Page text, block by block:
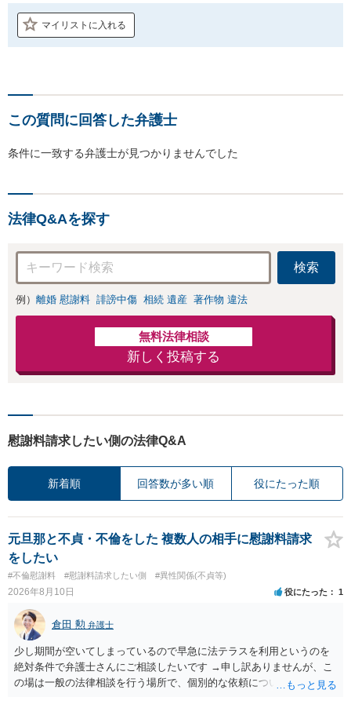
マイリストに入れる
この質問に回答した弁護士
条件に一致する弁護士が見つかりませんでした
法律Q&Aを探す
検索
例） 離婚 慰謝料 誹謗中傷 相続 遺産 著作物 違法
無料法律相談
新しく投稿する
慰謝料請求したい側の法律Q&A
新着順 回答数が多い順 役にたった順
元旦那と不貞・不倫をした 複数人の相手に慰謝料請求
をしたい
#不倫慰謝料 #慰謝料請求したい側 #異性関係(不貞等)
2026年8月10日 役にたった 1
倉田 勲 弁護士
少し期間が空いてしまっているので早急に法テラスを利用というのを
絶対条件で弁護士さんにご相談したいです →申し訳ありませんが、こ
の場は一般の法律相談を行う場所で、個別的な依頼についてやり取り